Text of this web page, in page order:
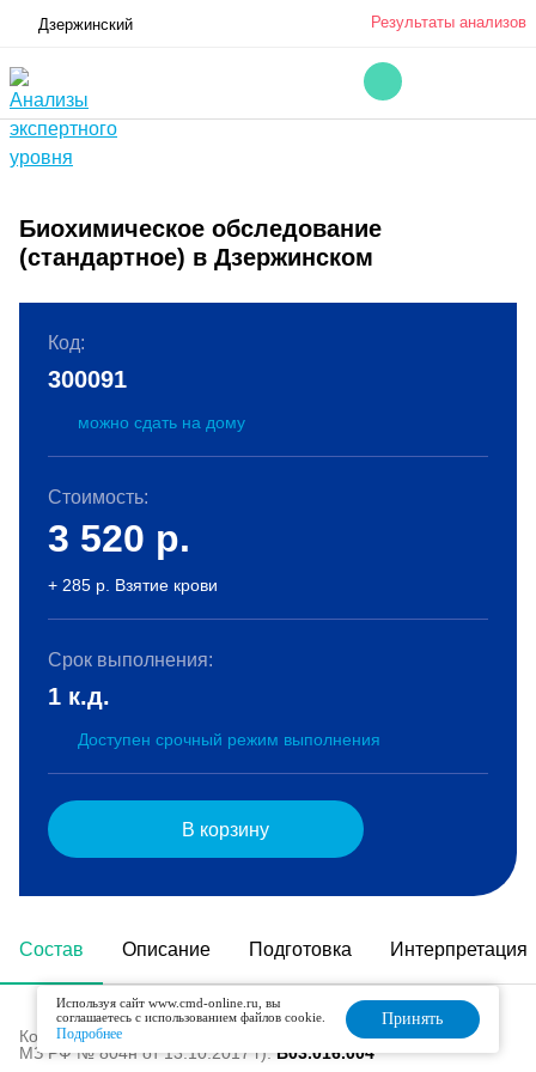
Дзержинский Результаты анализов
Биохимическое обследование
(стандартное) в Дзержинском
Состав Описание Подготовка Интерпретация
Код в номенклатуре медицинских услуг (Приказ
МЗ РФ № 804н от 13.10.2017 г):B03.016.004
Код:
300091
можно сдать на дому
Стоимость:
3 520 р.
+ 285 р. Взятие крови
Срок выполнения:
1 к.д.
Доступен срочный режим выполнения
В корзину
Используя сайт www.cmd-online.ru, вы
соглашаетесь с использованием файлов cookie.
Подробнее
Принять